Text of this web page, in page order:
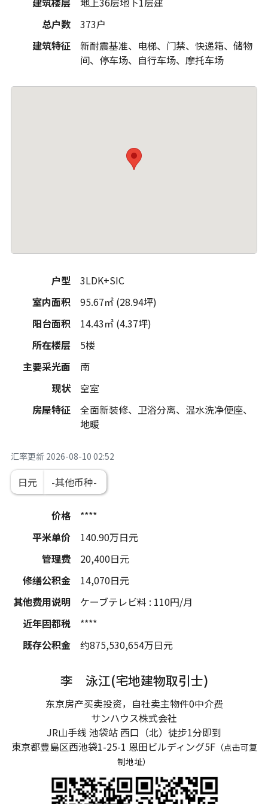
总户数
373户
建筑特征
新耐震基准、电梯、门禁、快递箱、储物
间、停车场、自行车场、摩托车场
户型
3LDK+SIC
室内面积
95.67㎡ (28.94坪)
阳台面积
14.43㎡ (4.37坪)
所在楼层
5楼
主要采光面
南
现状
空室
房屋特征
全面新装修、卫浴分离、温水洗净便座、
地暖
汇率更新 2026-08-10 02:52
日元
价格
****
平米单价
140.90万日元
管理费
20,400日元
修缮公积金
14,070日元
其他费用说明
ケーブテレビ料 : 110円/月
近年固都税
****
既存公积金
约875,530,654万日元
李 泳江(宅地建物取引士)
东京房产买卖投资，自社卖主物件0中介费
サンハウス株式会社
JR山手线 池袋站 西口（北）徒步1分即到
東京都豊島区西池袋1-25-1 恩田ビルディング5F（点击可复
制地址）